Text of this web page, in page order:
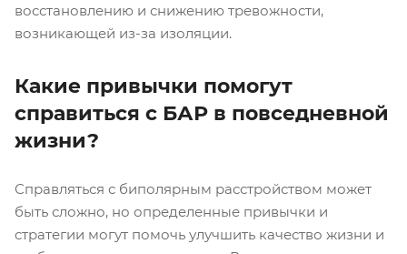
восстановлению и снижению тревожности,
возникающей из-за изоляции.
Какие привычки помогут
справиться с БАР в повседневной
жизни?
Справляться с биполярным расстройством может
быть сложно, но определенные привычки и
стратегии могут помочь улучшить качество жизни и